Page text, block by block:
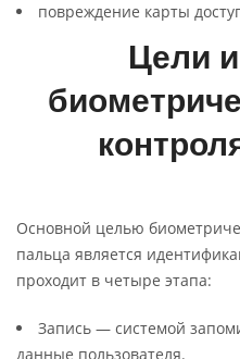
повреждение карты
Цели
Основной целью
пальца является
проходит в четыре этапа:
Запись — системой
данные пользователя.